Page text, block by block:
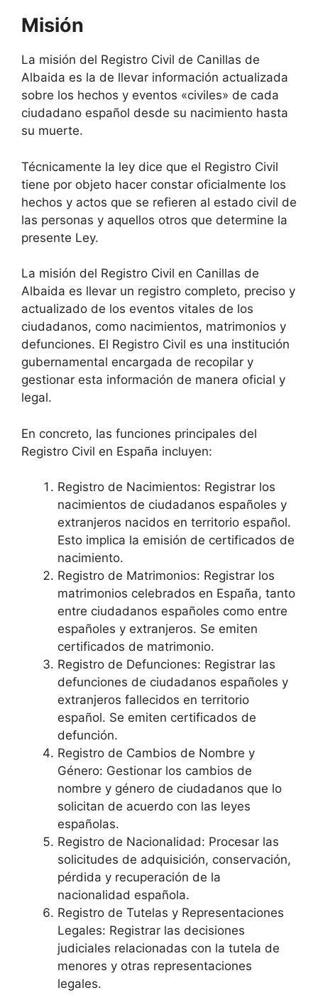
Misión
La misión del Registro Civil de Canillas de
Albaida es la de llevar información actualizada
sobre los hechos y eventos «civiles» de cada
ciudadano español desde su nacimiento hasta
su muerte.
Técnicamente la ley dice que el Registro Civil
tiene por objeto hacer constar oficialmente los
hechos y actos que se refieren al estado civil de
las personas y aquellos otros que determine la
presente Ley.
La misión del Registro Civil en Canillas de
Albaida es llevar un registro completo, preciso y
actualizado de los eventos vitales de los
ciudadanos, como nacimientos, matrimonios y
defunciones. El Registro Civil es una institución
gubernamental encargada de recopilar y
gestionar esta información de manera oficial y
legal.
En concreto, las funciones principales del
Registro Civil en España incluyen:
Registro de Nacimientos: Registrar los
nacimientos de ciudadanos españoles y
extranjeros nacidos en territorio español.
Esto implica la emisión de certificados de
nacimiento.
Registro de Matrimonios: Registrar los
matrimonios celebrados en España, tanto
entre ciudadanos españoles como entre
españoles y extranjeros. Se emiten
certificados de matrimonio.
Registro de Defunciones: Registrar las
defunciones de ciudadanos españoles y
extranjeros fallecidos en territorio
español. Se emiten certificados de
defunción.
Registro de Cambios de Nombre y
Género: Gestionar los cambios de
nombre y género de ciudadanos que lo
solicitan de acuerdo con las leyes
españolas.
Registro de Nacionalidad: Procesar las
solicitudes de adquisición, conservación,
pérdida y recuperación de la
nacionalidad española.
Registro de Tutelas y Representaciones
Legales: Registrar las decisiones
judiciales relacionadas con la tutela de
menores y otras representaciones
legales.